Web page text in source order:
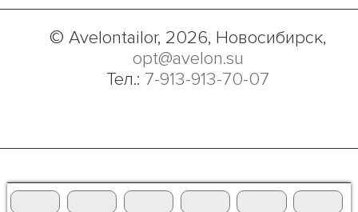
© Avelontailor, 2026, Новосибирск,
opt@avelon.su
Тел.: 7-913-913-70-07
Нажимая на кнопку «Я согласен» вы даёте
персональных данных (или данных вашей
компании), а также разрешаете нам
обработку ваших персональных данные в